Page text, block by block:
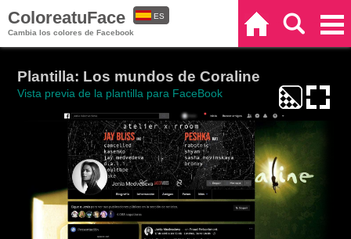
ColoreatuFace
Cambia los colores de Facebook
ES
Plantilla: Los mundos de Coraline
Vista previa de la plantilla para FaceBook